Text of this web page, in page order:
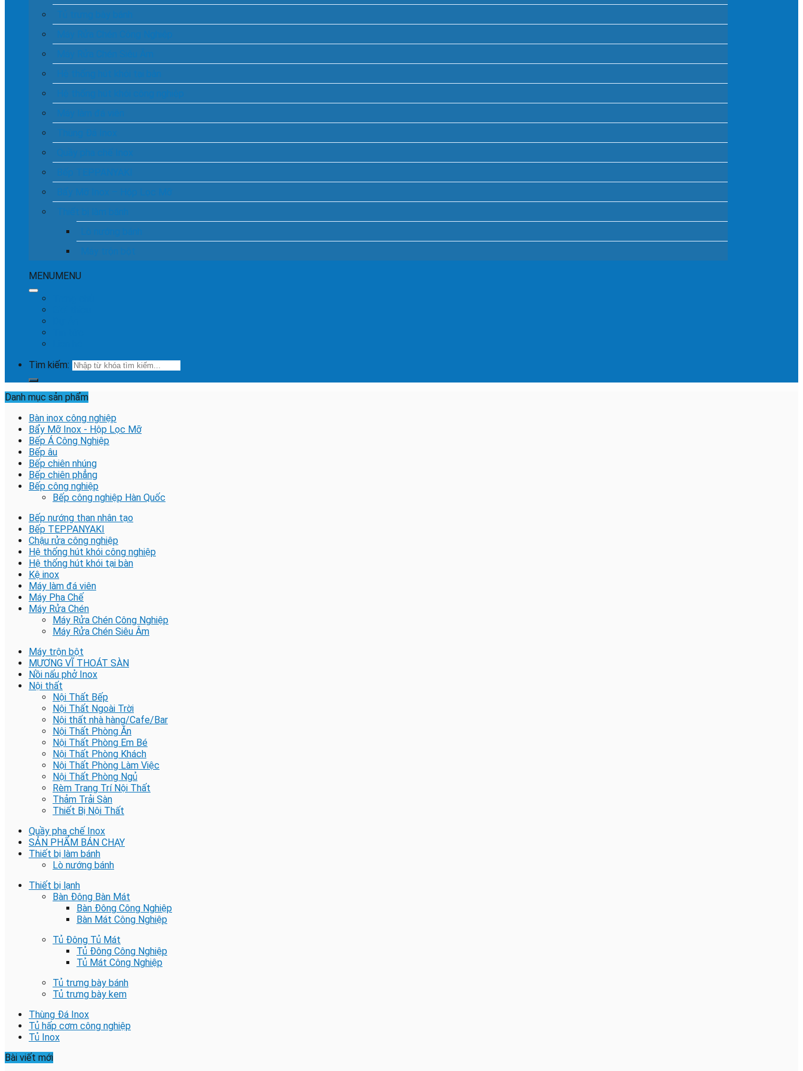
MENUMENU
Tìm kiếm:
Danh mục sản phẩm
Bàn inox công nghiệp
Bẩy Mỡ Inox - Hộp Lọc Mỡ
Bếp Á Công Nghiệp
Bếp âu
Bếp chiên nhúng
Bếp chiên phẳng
Bếp công nghiệp
Bếp công nghiệp Hàn Quốc
Bếp nướng than nhân tạo
Bếp TEPPANYAKI
Chậu rửa công nghiệp
Hệ thống hút khói công nghiệp
Hệ thống hút khói tại bàn
Kệ inox
Máy làm đá viên
Máy Pha Chế
Máy Rửa Chén
Máy Rửa Chén Công Nghiệp
Máy Rửa Chén Siêu Âm
Máy trộn bột
MƯƠNG VĨ THOÁT SÀN
Nồi nấu phở Inox
Nội thất
Nội Thất Bếp
Nội Thất Ngoài Trời
Nội thất nhà hàng/Cafe/Bar
Nội Thất Phòng Ăn
Nội Thất Phòng Em Bé
Nội Thất Phòng Khách
Nội Thất Phòng Làm Việc
Nội Thất Phòng Ngủ
Rèm Trang Trí Nội Thất
Thảm Trải Sàn
Thiết Bị Nội Thất
Quầy pha chế Inox
SẢN PHẨM BÁN CHẠY
Thiết bị làm bánh
Lò nướng bánh
Thiết bị lạnh
Bàn Đông Bàn Mát
Bàn Đông Công Nghiệp
Bàn Mát Công Nghiệp
Tủ Đông Tủ Mát
Tủ Đông Công Nghiệp
Tủ Mát Công Nghiệp
Tủ trưng bày bánh
Tủ trưng bày kem
Thùng Đá Inox
Tủ hấp cơm công nghiệp
Tủ Inox
Bài viết mới